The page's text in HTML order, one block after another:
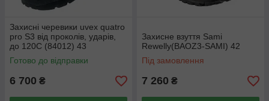
Захисні черевики uvex quatro
pro S3 від проколів, ударів,
до 120С (84012) 43
Готово до відправки
6 700 ₴
Захисне взуття Sami
Rewelly(BAOZ3-SAMI) 42
Під замовлення
7 260 ₴